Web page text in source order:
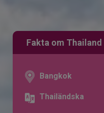
Fakta om Thailand
Bangkok
Thailändska